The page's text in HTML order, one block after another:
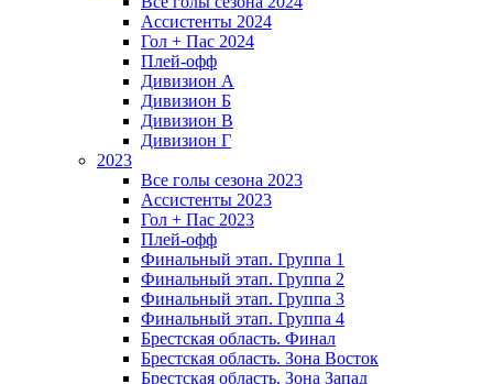
Ассистенты 2024
Гол + Пас 2024
Плей-офф
Дивизион A
Дивизион Б
Дивизион В
Дивизион Г
2023
Все голы сезона 2023
Ассистенты 2023
Гол + Пас 2023
Плей-офф
Финальный этап. Группа 1
Финальный этап. Группа 2
Финальный этап. Группа 3
Финальный этап. Группа 4
Брестская область. Финал
Брестская область. Зона Восток
Брестская область. Зона Запад